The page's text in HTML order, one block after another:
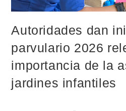
Autoridades dan
parvulario 2026
importancia de la
jardines infantiles